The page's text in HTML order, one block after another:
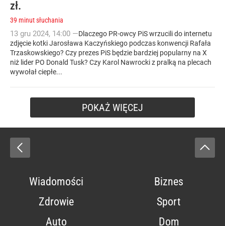
zł.
39 minut słuchania
13 gru 2024, 14:00 —Dlaczego PR-owcy PiS wrzucili do internetu
zdjęcie kotki Jarosława Kaczyńskiego podczas konwencji Rafała
Trzaskowskiego? Czy prezes PiS będzie bardziej popularny na X
niż lider PO Donald Tusk? Czy Karol Nawrocki z pralką na plecach
wywołał ciepłe...
POKAŻ WIĘCEJ
Wiadomości
Biznes
Zdrowie
Sport
Auto
Dom